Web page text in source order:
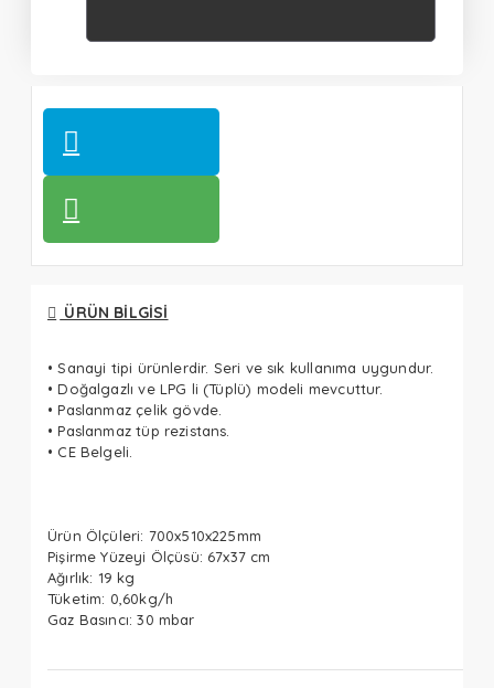
ÜRÜN BILGISI
• Sanayi tipi ürünlerdir. Seri ve sık kullanıma uygundur.
• Doğalgazlı ve LPG li (Tüplü) modeli mevcuttur.
• Paslanmaz çelik gövde.
• Paslanmaz tüp rezistans.
• CE Belgeli.
Ürün Ölçüleri: 700x510x225mm
Pişirme Yüzeyi Ölçüsü: 67x37 cm
Ağırlık: 19 kg
Tüketim: 0,60kg/h
Gaz Basıncı: 30 mbar